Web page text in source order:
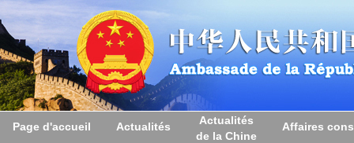
Page d'accueil Actualités
Actualités
de la Chine
Affaires